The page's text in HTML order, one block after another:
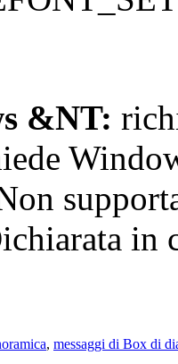
&NT:
in
, messaggi di Box di